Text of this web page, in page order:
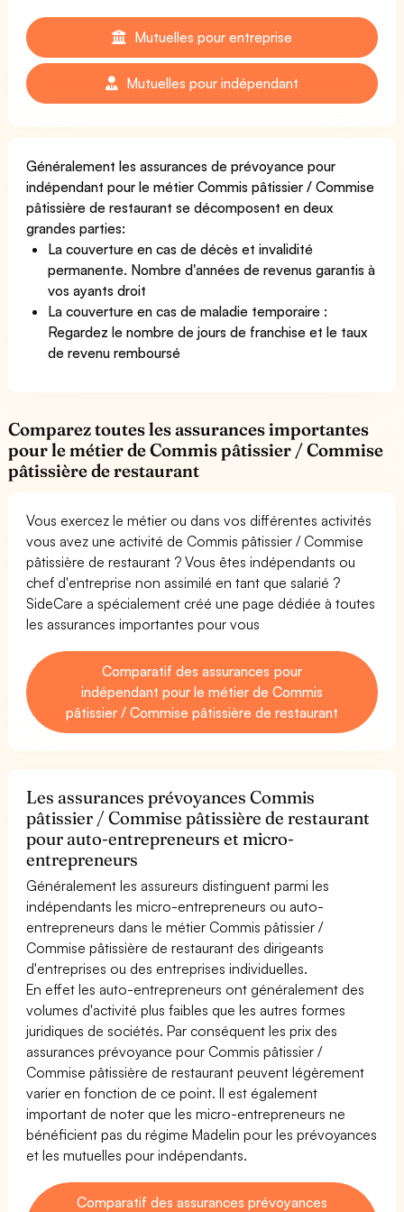
Mutuelles pour entreprise
Mutuelles pour indépendant
Généralement les assurances de prévoyance pour
indépendant pour le métier Commis pâtissier / Commise
pâtissière de restaurant se décomposent en deux
grandes parties:
La couverture en cas de décès et invalidité
permanente. Nombre d'années de revenus garantis à
vos ayants droit
La couverture en cas de maladie temporaire :
Regardez le nombre de jours de franchise et le taux
de revenu remboursé
Comparez toutes les assurances importantes
pour le métier de Commis pâtissier / Commise
pâtissière de restaurant
Vous exercez le métier ou dans vos différentes activités
vous avez une activité de Commis pâtissier / Commise
pâtissière de restaurant ? Vous êtes indépendants ou
chef d'entreprise non assimilé en tant que salarié ?
SideCare a spécialement créé une page dédiée à toutes
les assurances importantes pour vous
Comparatif des assurances pour
indépendant pour le métier de Commis
pâtissier / Commise pâtissière de restaurant
Les assurances prévoyances Commis
pâtissier / Commise pâtissière de restaurant
pour auto-entrepreneurs et micro-
entrepreneurs
Généralement les assureurs distinguent parmi les
indépendants les micro-entrepreneurs ou auto-
entrepreneurs dans le métier Commis pâtissier /
Commise pâtissière de restaurant des dirigeants
d'entreprises ou des entreprises individuelles.
En effet les auto-entrepreneurs ont généralement des
volumes d'activité plus faibles que les autres formes
juridiques de sociétés. Par conséquent les prix des
assurances prévoyance pour Commis pâtissier /
Commise pâtissière de restaurant peuvent légèrement
varier en fonction de ce point. Il est également
important de noter que les micro-entrepreneurs ne
bénéficient pas du régime Madelin pour les prévoyances
et les mutuelles pour indépendants.
Comparatif des assurances prévoyances